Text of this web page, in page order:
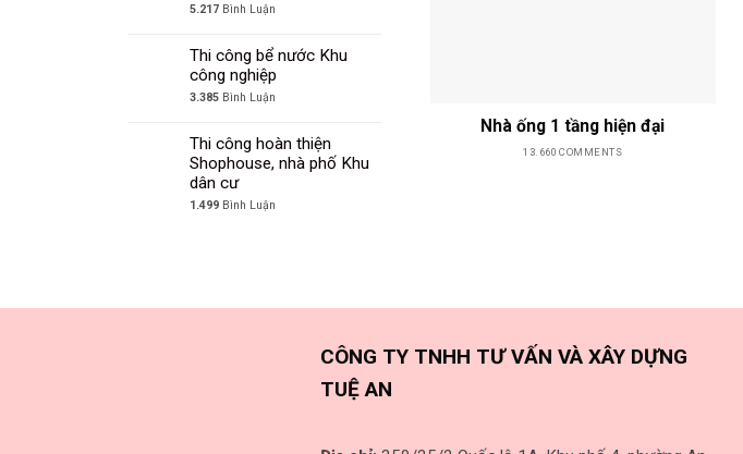
5.217 Bình Luận
Thi công bể nước Khu
công nghiệp
3.385 Bình Luận
Thi công hoàn thiện
Shophouse, nhà phố Khu
dân cư
1.499 Bình Luận
Nhà ống 1 tầng hiện đại
13.660 COMMENTS
CÔNG TY TNHH TƯ VẤN VÀ XÂY DỰNG
TUỆ AN